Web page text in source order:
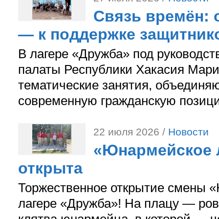
Связь времён:
— к поддержке
В лагере «Дружба» под
палаты Республики Хакасия
тематические занятия,
современную гражданскую
22 июля 2026 / Новости
«Юнармейское
открыта
Торжественное открытие смены
лагере «Дружба»! На плацу —